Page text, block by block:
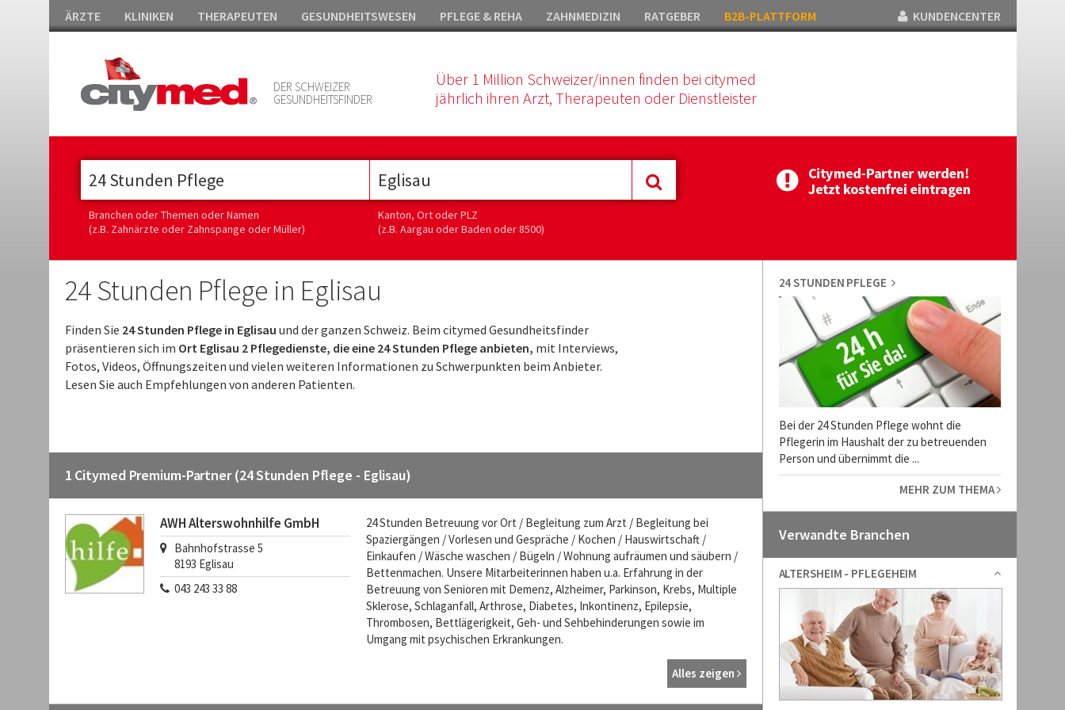
ÄRZTE KLINIKEN THERAPEUTEN GESUNDHEITSWESEN PFLEGE & REHA ZAHNMEDIZIN RATGEBER B2B-PLATTFORM KUNDENCENTER
DER SCHWEIZER
GESUNDHEITSFINDER
Über 1 Million Schweizer/innen finden bei citymed
jährlich ihren Arzt, Therapeuten oder Dienstleister
Branchen oder Themen oder Namen
(z.B. Zahnärzte oder Zahnspange oder Müller)
Kanton, Ort oder PLZ
(z.B. Aargau oder Baden oder 8500)
24 Stunden Pflege in Eglisau
Finden Sie 24 Stunden Pflege in Eglisau und der ganzen Schweiz. Beim citymed Gesundheitsfinder
präsentieren sich im Ort Eglisau 2 Pflegedienste, die eine 24 Stunden Pflege anbieten, mit Interviews,
Fotos, Videos, Öffnungszeiten und vielen weiteren Informationen zu Schwerpunkten beim Anbieter.
Lesen Sie auch Empfehlungen von anderen Patienten.
1 Citymed Premium-Partner (24 Stunden Pflege - Eglisau)
AWH Alterswohnhilfe GmbH
Bahnhofstrasse 5
8193 Eglisau
043 243 33 88
24 Stunden Betreuung vor Ort / Begleitung zum Arzt / Begleitung bei
Spaziergängen / Vorlesen und Gespräche / Kochen / Hauswirtschaft /
Einkaufen / Wäsche waschen / Bügeln / Wohnung aufräumen und säubern /
Bettenmachen. Unsere Mitarbeiterinnen haben u.a. Erfahrung in der
Betreuung von Senioren mit Demenz, Alzheimer, Parkinson, Krebs, Multiple
Sklerose, Schlaganfall, Arthrose, Diabetes, Inkontinenz, Epilepsie,
Thrombosen, Bettlägerigkeit, Geh- und Sehbehinderungen sowie im
Umgang mit psychischen Erkrankungen.
Alles zeigen
24 STUNDEN PFLEGE
Bei der 24 Stunden Pflege wohnt die
Pflegerin im Haushalt der zu betreuenden
Person und übernimmt die ...
MEHR ZUM THEMA
Verwandte Branchen
ALTERSHEIM - PFLEGEHEIM